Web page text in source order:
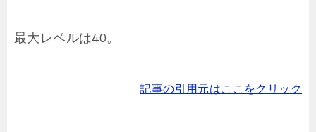
最大レベルは40。
記事の引用元はここをクリック